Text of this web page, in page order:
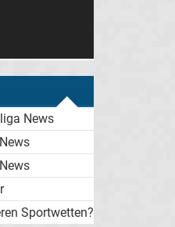
News
Sportwetten?